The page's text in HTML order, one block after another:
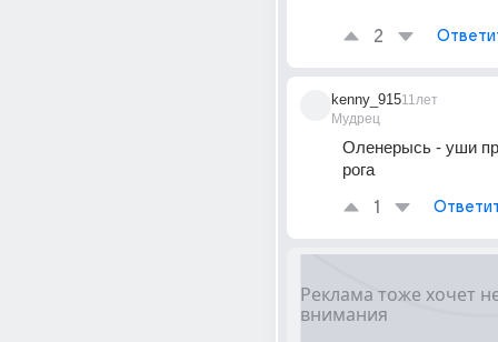
2
kenny_915
Мудрец
11лет
Оленерысь - уши
рога
1